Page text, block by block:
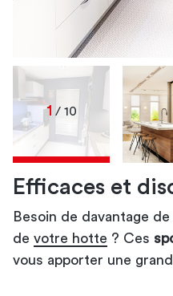
1 / 10
Efficaces et
Besoin de davantage
de votre hotte ? Ces
vous apporter une
cuisine
votre évier
pour la cuisine
dans votre cuisine
spots pour votre cuisine
spots de votre
spots de cuisine
cuisine
cuisine